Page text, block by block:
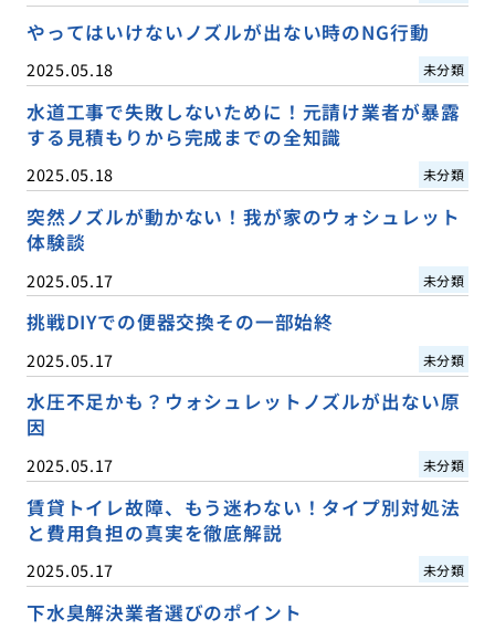
やってはいけないノズルが出ない時のNG行動
2025.05.18 未分類
水道工事で失敗しないために！元請け業者が暴露
する見積もりから完成までの全知識
2025.05.18 未分類
突然ノズルが動かない！我が家のウォシュレット
体験談
2025.05.17 未分類
挑戦DIYでの便器交換その一部始終
2025.05.17 未分類
水圧不足かも？ウォシュレットノズルが出ない原
因
2025.05.17 未分類
賃貸トイレ故障、もう迷わない！タイプ別対処法
と費用負担の真実を徹底解説
2025.05.17 未分類
下水臭解決業者選びのポイント